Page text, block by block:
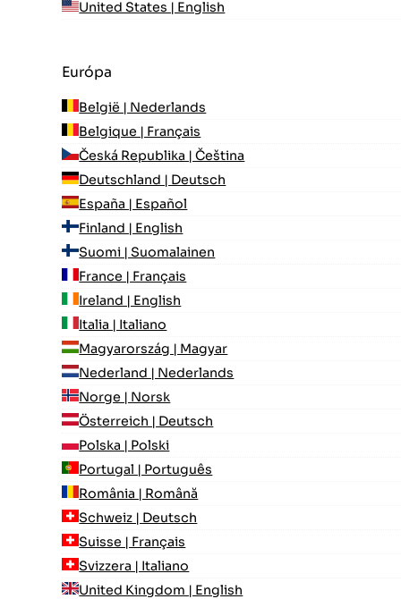
United States | English
Európa
België | Nederlands
Belgique | Français
Česká Republika | Čeština
Deutschland | Deutsch
España | Español
Finland | English
Suomi | Suomalainen
France | Français
Ireland | English
Italia | Italiano
Magyarország | Magyar
Nederland | Nederlands
Norge | Norsk
Österreich | Deutsch
Polska | Polski
Portugal | Português
România | Română
Schweiz | Deutsch
Suisse | Français
Svizzera | Italiano
United Kingdom | English